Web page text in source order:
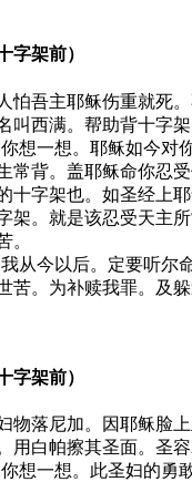
字架前）
怕吾主耶稣伤重就死
叫西满。帮助背十字架
想一想。耶稣如今对
常背。盖耶稣命你忍受
十字架也。如圣经上
架。就是该忍受天主
。
从今以后。定要听尔
苦。为补赎我罪。及躲
字架前）
物落尼加。因耶稣脸
用白帕擦其圣面。圣容
想一想。此圣妇的勇